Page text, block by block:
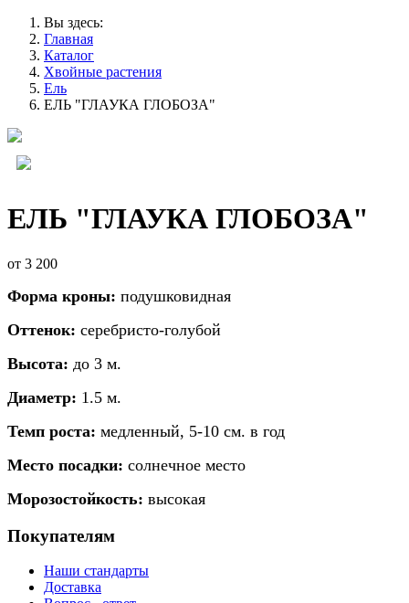
Вы здесь:
Главная
Каталог
Хвойные растения
Ель
ЕЛЬ "ГЛАУКА ГЛОБОЗА"
ЕЛЬ "ГЛАУКА ГЛОБОЗА"
от 3 200
Форма кроны: подушковидная
Оттенок: серебристо-голубой
Высота: до 3 м.
Диаметр: 1.5 м.
Темп роста: медленный, 5-10 см. в год
Место посадки: солнечное место
Морозостойкость: высокая
Покупателям
Наши стандарты
Доставка